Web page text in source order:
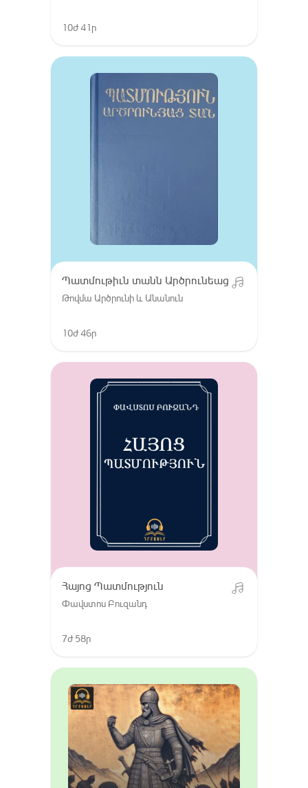
10ժ 41ր
Պատմութիւն տանն Արծրունեաց
Թովմա Արծրունի և Անանուն
10ժ 46ր
Հայոց Պատմություն
Փավստոս Բուզանդ
7ժ 58ր